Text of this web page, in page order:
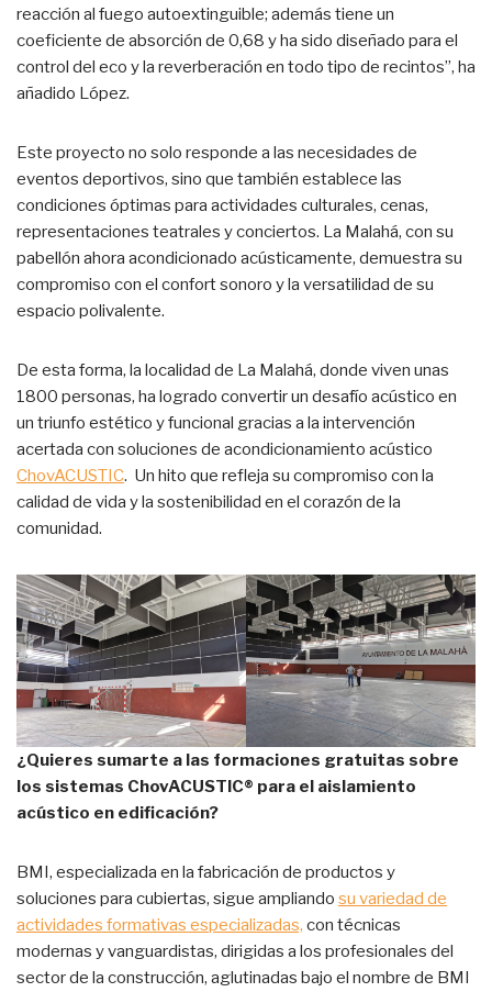
reacción al fuego autoextinguible; además tiene un
coeficiente de absorción de 0,68 y ha sido diseñado para el
control del eco y la reverberación en todo tipo de recintos”, ha
añadido López.
Este proyecto no solo responde a las necesidades de
eventos deportivos, sino que también establece las
condiciones óptimas para actividades culturales, cenas,
representaciones teatrales y conciertos. La Malahá, con su
pabellón ahora acondicionado acústicamente, demuestra su
compromiso con el confort sonoro y la versatilidad de su
espacio polivalente.
De esta forma, la localidad de La Malahá, donde viven unas
1800 personas, ha logrado convertir un desafío acústico en
un triunfo estético y funcional gracias a la intervención
acertada con soluciones de acondicionamiento acústico
ChovACUSTIC. Un hito que refleja su compromiso con la
calidad de vida y la sostenibilidad en el corazón de la
comunidad.
¿Quieres sumarte a las formaciones gratuitas sobre
los sistemas ChovACUSTIC® para el aislamiento
acústico en edificación?
BMI, especializada en la fabricación de productos y
soluciones para cubiertas, sigue ampliando su variedad de
actividades formativas especializadas, con técnicas
modernas y vanguardistas, dirigidas a los profesionales del
sector de la construcción, aglutinadas bajo el nombre de BMI